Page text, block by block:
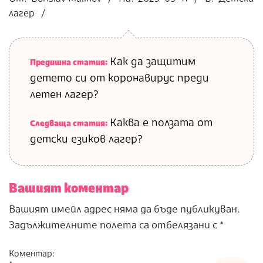
11
лагер
Предишна статия: Как да защитим
детето си от коронавирус преди
летен лагер?
Следваща статия: Каква е ползата от
детски езиков лагер?
Вашият коментар
Вашият имейл адрес няма да бъде публикуван.
Задължителните полета са отбелязани с *
Коментар: